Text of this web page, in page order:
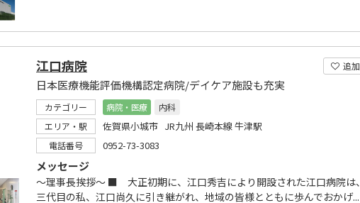
追加
江口病院
日本医療機能評価機構認定病院/デイケア施設も充実
カテゴリー 病院・医療
内科
エリア・駅
佐賀県小城市 JR九州 長崎本線 牛津駅
電話番号 0952-73-3083
メッセージ
～理事長挨拶～ ■ 大正初期に、江口秀吉により開設された江口病院は、
三代目の私、江口尚久に引き継がれ、地域の皆様とともに歩んでおかげ...